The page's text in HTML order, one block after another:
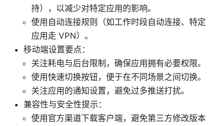
持），以减少对特定应用的影响。
使用自动连接规则（如工作时段自动连接、特定
应用走 VPN）。
移动端设置要点：
关注耗电与后台限制，确保应用拥有必要权限。
使用快速切换按钮，便于在不同场景之间切换。
关注应用的通知设置，避免过多推送打扰。
兼容性与安全性提示：
使用官方渠道下载客户端，避免第三方修改版本